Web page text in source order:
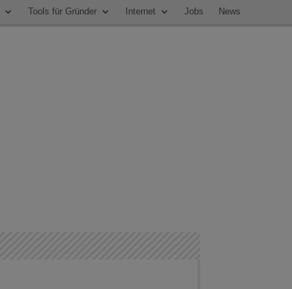
Tools für Gründer Internet Jobs News